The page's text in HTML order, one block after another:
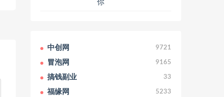
你
中创网 9721
冒泡网 9165
搞钱副业 33
福缘网 5233